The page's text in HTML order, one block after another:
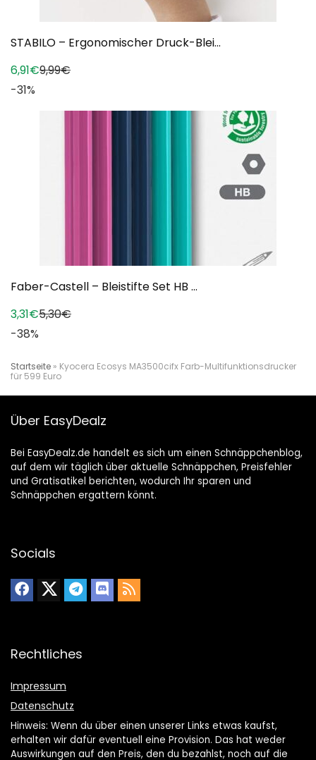
STABILO – Ergonomischer Druck-Blei...
6,91€9,99€
-31%
Faber-Castell – Bleistifte Set HB ...
3,31€5,30€
-38%
Startseite » Kyocera Ecosys MA3500cifx Farb-Multifunktionsdrucker
für 599 Euro
Über EasyDealz
Bei EasyDealz.de handelt es sich um einen Schnäppchenblog,
auf dem wir täglich über aktuelle Schnäppchen, Preisfehler
und Gratisatikel berichten, wodurch Ihr sparen und
Schnäppchen ergattern könnt.
Socials
Rechtliches
Impressum
Datenschutz
Hinweis: Wenn du über einen unserer Links etwas kaufst,
erhalten wir dafür eventuell eine Provision. Das hat weder
Auswirkungen auf den Preis, den du bezahlst, noch auf die